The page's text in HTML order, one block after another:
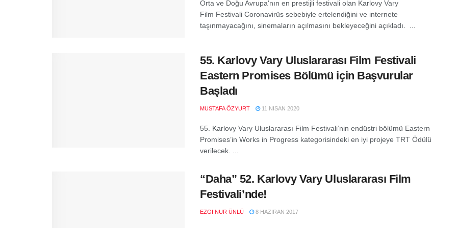
Orta ve Doğu Avrupa'nın en prestijli festivali olan Karlovy Vary
Film Festivali Coronavirüs sebebiyle ertelendiğini ve internete
taşınmayacağını, sinemaların açılmasını bekleyeceğini açıkladı. ...
55. Karlovy Vary Uluslararası Film Festivali
Eastern Promises Bölümü için Başvurular
Başladı
MUSTAFA ÖZYURT 11 NISAN 2020
55. Karlovy Vary Uluslararası Film Festivali’nin endüstri bölümü Eastern
Promises’in Works in Progress kategorisindeki en iyi projeye TRT Ödülü
verilecek. ...
“Daha” 52. Karlovy Vary Uluslararası Film
Festivali’nde!
EZGI NUR ÜNLÜ 8 HAZIRAN 2017